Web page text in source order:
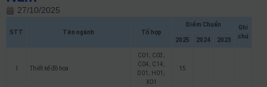
27/10/2025
STT Tên ngành Tổ hợp
Điểm Chuẩn
Ghi
chú
2025 2024 2023
1 Thiết kế đồ họa
C01; C03;
C04; C14;
D01; H01;
X01
15